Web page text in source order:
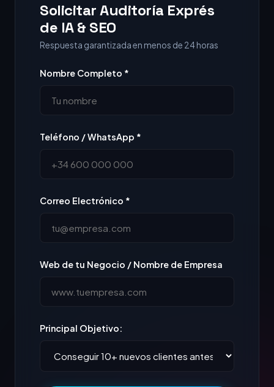
Solicitar Auditoría Exprés
de IA & SEO
Respuesta garantizada en menos de 24 horas
Nombre Completo *
Teléfono / WhatsApp *
Correo Electrónico *
Web de tu Negocio / Nombre de Empresa
Principal Objetivo: